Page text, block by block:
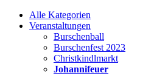
Alle Kategorien
Veranstaltungen
Burschenball
Burschenfest 2023
Christkindlmarkt
Johannifeuer